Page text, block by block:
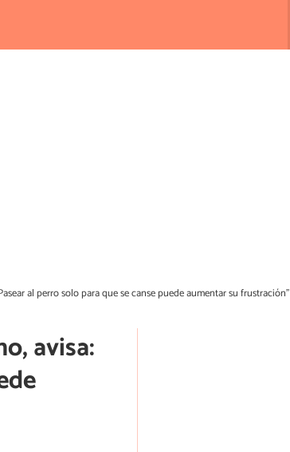
al perro solo para que se canse puede aumentar su frustración"
avisa: